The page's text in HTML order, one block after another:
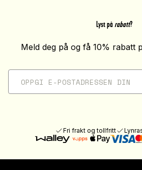
Lyst på rabatt?
Meld deg på og få 10% rabatt
Fri frakt og tollfritt